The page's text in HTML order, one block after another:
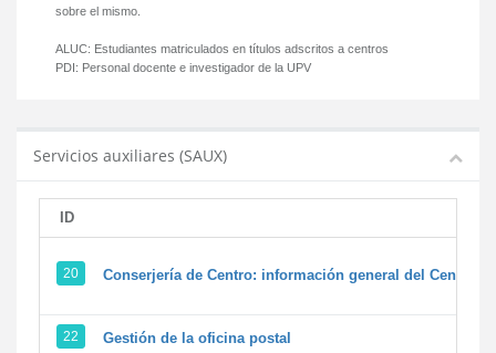
sobre el mismo.
ALUC: Estudiantes matriculados en títulos adscritos a centros
PDI: Personal docente e investigador de la UPV
Servicios auxiliares (SAUX)
ID
20 Conserjería de Centro: información general del Centro y
22 Gestión de la oficina postal